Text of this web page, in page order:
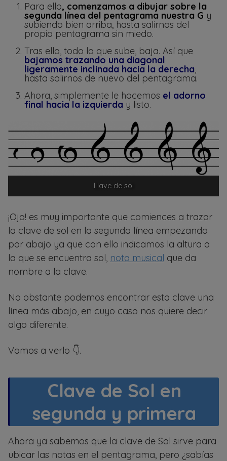
Para ello, comenzamos a dibujar sobre la
segunda línea del pentagrama nuestra G y
subiendo bien arriba, hasta salirnos del
propio pentagrama sin miedo.
Tras ello, todo lo que sube, baja. Así que
bajamos trazando una diagonal
ligeramente inclinada hacia la derecha,
hasta salirnos de nuevo del pentagrama.
Ahora, simplemente le hacemos el adorno
final hacia la izquierda y listo.
Llave de sol
¡Ojo! es muy importante que comiences a trazar
la clave de sol en la segunda línea empezando
por abajo ya que con ello indicamos la altura a
la que se encuentra sol, nota musical que da
nombre a la clave.
No obstante podemos encontrar esta clave una
línea más abajo, en cuyo caso nos quiere decir
algo diferente.
Vamos a verlo 👇.
Clave de Sol en
segunda y primera
Ahora ya sabemos que la clave de Sol sirve para
ubicar las notas en el pentagrama, pero ¿sabías